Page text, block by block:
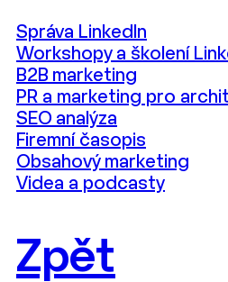
Správa LinkedIn
Workshopy a školení
B2B marketing
PR a marketing pro
SEO analýza
Firemní časopis
Obsahový marketing
Videa a podcasty
Zpět